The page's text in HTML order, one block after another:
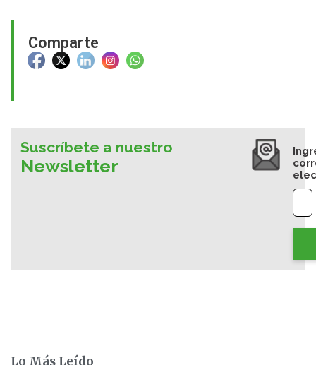
Comparte
Suscríbete a nuestro
Newsletter
Lo Más Leído